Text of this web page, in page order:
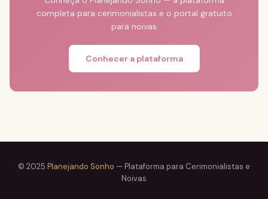
completa para cerimonialistas e o portal gratuito
para noivas
Conhecer a plataforma
© 2025 Planejando Sonho — Plataforma para Cerimonialistas e
Noivas